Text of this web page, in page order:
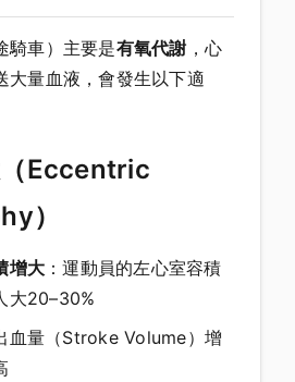
騎車）主要是有氧代謝，心
大量血液，會發生以下適
Eccentric
）
增大 ：運動員的左心室容積
大20–30%
血量（Stroke Volume）增